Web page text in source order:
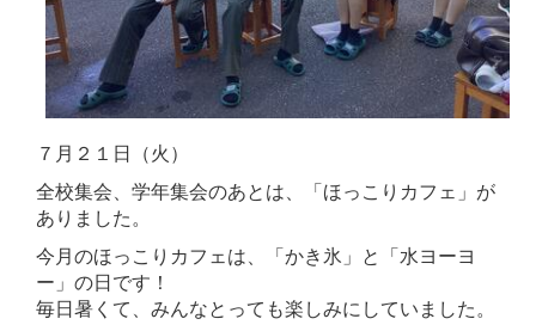
７月２１日（火）
全校集会、学年集会のあとは、「ほっこりカフェ」が
ありました。
今月のほっこりカフェは、「かき氷」と「水ヨーヨ
ー」の日です！
毎日暑くて、みんなとっても楽しみにしていました。